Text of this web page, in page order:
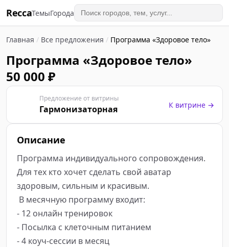
ReccaТемыГорода
Главная / Все предложения / Программа «Здоровое тело»
Программа «Здоровое тело»
50 000 ₽
Предложение от витрины
Гармонизаторная К витрине →
Описание
Программа индивидуального сопровождения.
Для тех кто хочет сделать свой аватар
здоровым, сильным и красивым.
- 12 онлайн тренировок
- Посылка с клеточным питанием
- 4 коуч-сессии в месяц